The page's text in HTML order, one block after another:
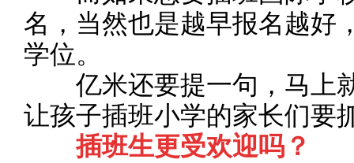
名，当然也是越早报名越好
学位。
亿米还要提一句，马上
让孩子插班小学的家长们要
插班生更受欢迎吗？